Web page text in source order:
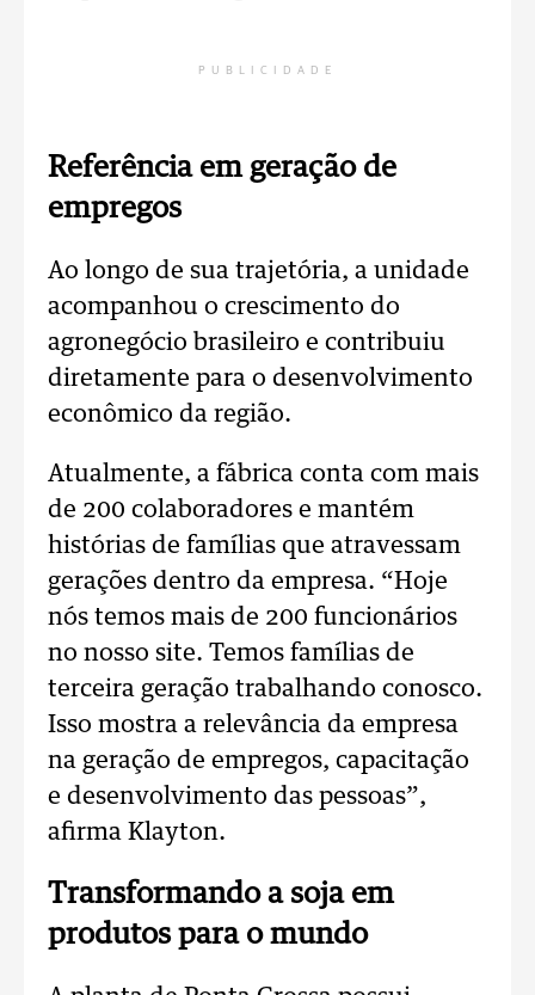
PUBLICIDADE
Referência em geração de
empregos
Ao longo de sua trajetória, a unidade
acompanhou o crescimento do
agronegócio brasileiro e contribuiu
diretamente para o desenvolvimento
econômico da região.
Atualmente, a fábrica conta com mais
de 200 colaboradores e mantém
histórias de famílias que atravessam
gerações dentro da empresa. “Hoje
nós temos mais de 200 funcionários
no nosso site. Temos famílias de
terceira geração trabalhando conosco.
Isso mostra a relevância da empresa
na geração de empregos, capacitação
e desenvolvimento das pessoas”,
afirma Klayton.
Transformando a soja em
produtos para o mundo